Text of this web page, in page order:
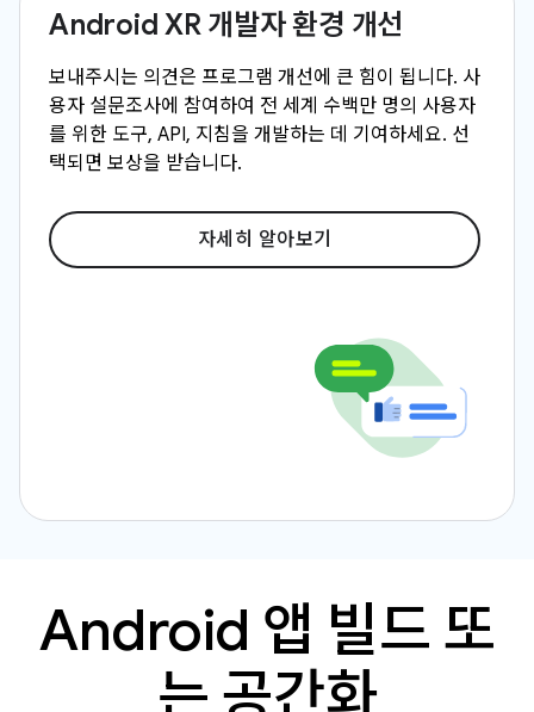
Android XR 개발자 환경 개선
보내주시는 의견은 프로그램 개선에 큰 힘이 됩니다. 사
용자 설문조사에 참여하여 전 세계 수백만 명의 사용자
를 위한 도구, API, 지침을 개발하는 데 기여하세요. 선
택되면 보상을 받습니다.
자세히 알아보기
Android 앱 빌드 또
는 공간화